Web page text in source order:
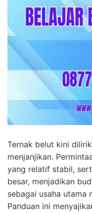
Ternak belut kini
menjanjikan.
yang relatif stabil,
besar, menjadikan
sebagai usaha utama
Panduan ini